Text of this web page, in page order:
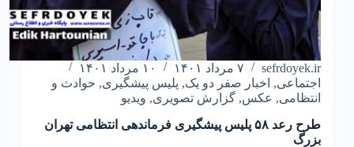
sefrdoyek.ir ۷ مرداد ۱۴۰۱
۱۰ مرداد ۱۴۰۱
اجتماعی, اخبار صفر دو یک, پلیس پیشگیری, حوادث و
انتظامی, عکس, گزارش تصویری, ویدیو
طرح رعد ۵۸ پلیس پیشگیری فرماندهی انتظامی تهران
بزرگ